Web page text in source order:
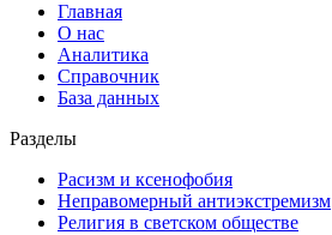
Главная
О нас
Аналитика
Справочник
База данных
Разделы
Расизм и ксенофобия
Неправомерный антиэкстремизм
Религия в светском обществе